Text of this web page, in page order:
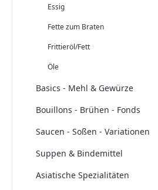
Essig
Fette zum Braten
Frittieröl/Fett
Öle
Basics - Mehl & Gewürze
Bouillons - Brühen - Fonds
Saucen - Soßen - Variationen
Suppen & Bindemittel
Asiatische Spezialitäten